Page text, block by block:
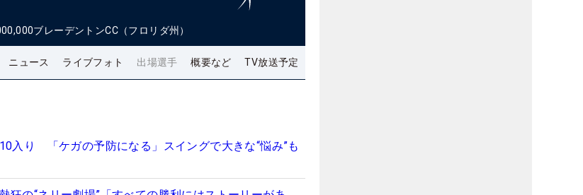
ブレーデントンCC（フロリダ州）
ニュース ライブフォト 出場選手 概要など TV放送予定
入り 「ケガの予防になる」スイングで大きな“悩み”も